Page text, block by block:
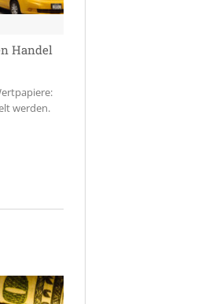
Handel
werden.